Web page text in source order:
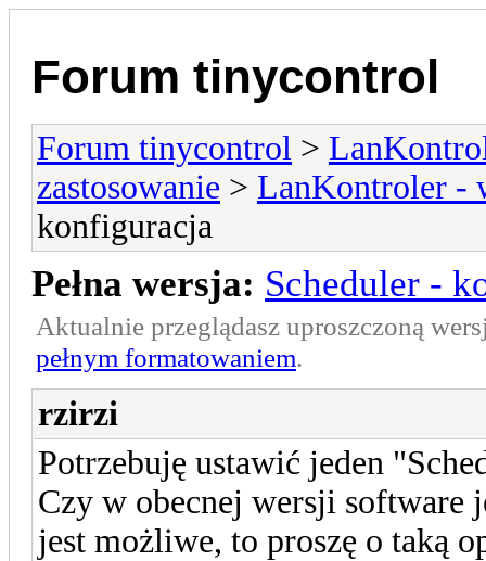
Forum tinycontrol
Forum tinycontrol >
zastosowanie > LanKontroler -
konfiguracja
Pełna wersja: Scheduler -
Aktualnie przeglądasz uproszczoną
pełnym formatowaniem.
rzirzi
Potrzebuję ustawić jeden
Czy w obecnej wersji software
jest możliwe, to proszę o taką